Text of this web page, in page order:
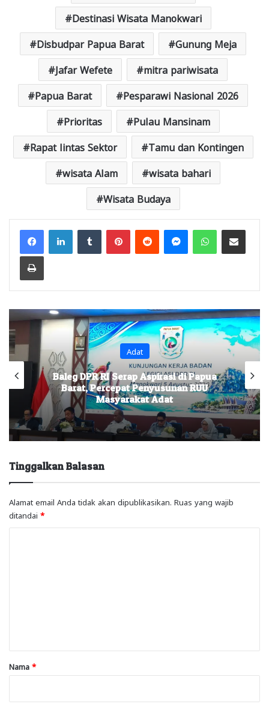
Destinasi Wisata Manokwari
Disbudpar Papua Barat Gunung Meja
Jafar Wefete mitra pariwisata
Papua Barat Pesparawi Nasional 2026
Prioritas Pulau Mansinam
Rapat lintas Sektor Tamu dan Kontingen
wisata Alam wisata bahari
Wisata Budaya
FacebookLinkedInTumblr PinterestReddit MessengerWhatsAppShare via Email
Print
Headline
Kuasa Hukum Desak Polisi Segera
Lakukan Digital Forensik HP Yanto
Idorway dan Dua Saksi Kunci
Tinggalkan Balasan
Alamat email Anda tidak akan dipublikasikan. Ruas yang wajib
ditandai *
rNama *